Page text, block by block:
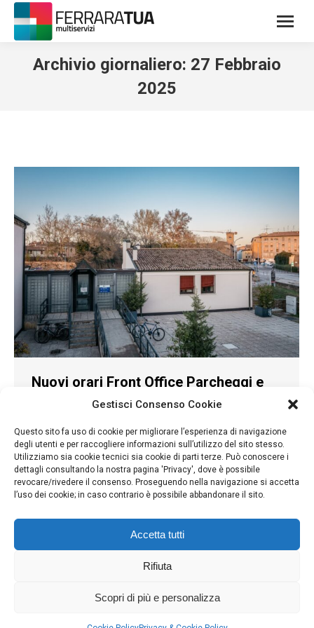
Gestisci Consenso Cookie
Questo sito fa uso di cookie per migliorare l’esperienza di navigazione
degli utenti e per raccogliere informazioni sull’utilizzo del sito stesso.
Utilizziamo sia cookie tecnici sia cookie di parti terze. Può conoscere i
dettagli consultando la nostra pagina 'Privacy', dove è possibile
revocare/rivedere il consenso. Proseguendo nella navigazione si accetta
l’uso dei cookie; in caso contrario è possibile abbandonare il sito.
Accetta tutti
Rifiuta
Scopri di più e personalizza
Archivio giornaliero: 27 Febbraio
2025
Nuovi orari Front Office Parcheggi e
rinnovo abbonamenti per il mese di
Marzo
In primo piano parcheggi, In primo piano_HP,News ,NEWS
HP,Parcheggi,Parcheggi
DiKomyunikeshon 27 Febbraio 2025
Nuovi orari Front Office Parcheggi e rinnovo
abbonamenti per il mese di Marzo Ferrara Tua
vigore i nuovi orari di apertura del Front Office
Nuovi Orari: Dal lunedì al venerdì dalle 8:00 alle